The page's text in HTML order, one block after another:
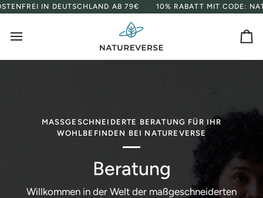
Direkt
zum
IN DEUTSCHLAND AB 79€ 10% RABATT MIT CODE:
MASSGESCHNEIDERTE BERATUNG FÜR IHR W
OHLBEFINDEN BEI NATUREVERSE
Beratung
Willkommen in der Welt der maßgeschneiderten